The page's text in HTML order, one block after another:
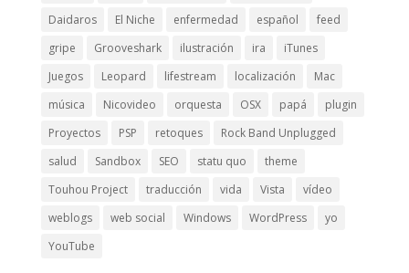
Daidaros
El Niche enfermedad español
feed
gripe
Grooveshark ilustración ira
iTunes
Juegos
Leopard lifestream localización
Mac
música
Nicovideo orquesta OSX papá
plugin
Proyectos
PSP retoques
Rock Band Unplugged
salud
Sandbox SEO statu quo
theme
Touhou Project
traducción vida Vista
vídeo
weblogs
web social Windows WordPress
yo
YouTube